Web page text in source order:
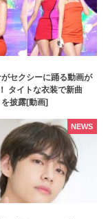
セクシーに踊る動画が
タイトな衣装で新曲
を披露[動画]
NEWS